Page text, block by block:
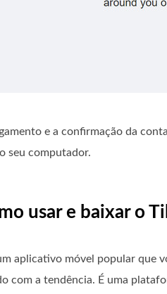
e a confirmação da
seu computador.
usar e baixar o
aplicativo móvel popular que
com a tendência. É uma